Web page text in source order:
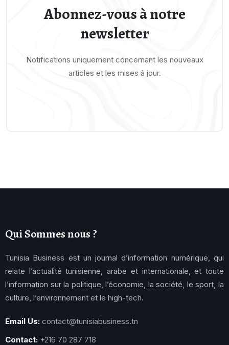
Abonnez-vous à notre
newsletter
Notifications uniquement concernant les nouveaux
articles et les mises à jour.
Qui Sommes nous ?
Tunisia Business est un journal d’information numérique, qui
relate l’actualité tunisienne, arabe et internationale, et toute
l’information sur la politique, l’économie, la société, le sport, la
culture, l’environnement et le high-tech.
Email Us: contact@tunisiabusiness.tn
Contact: +216 70 287 718